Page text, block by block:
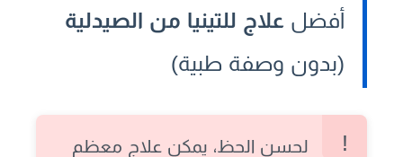
أفضل علاج للتينيا من الصيدلية
(بدون وصفة طبية)
لحسن الحظ، يمكن علاج معظم